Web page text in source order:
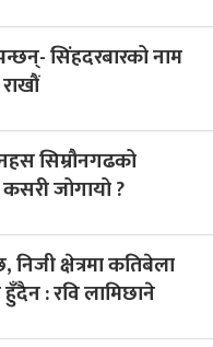
सिंहदरबारको नाम
सिम्रौनगढको
जोगायो ?
निजी क्षेत्रमा कतिबेला
हुँदैन : रवि लामिछाने